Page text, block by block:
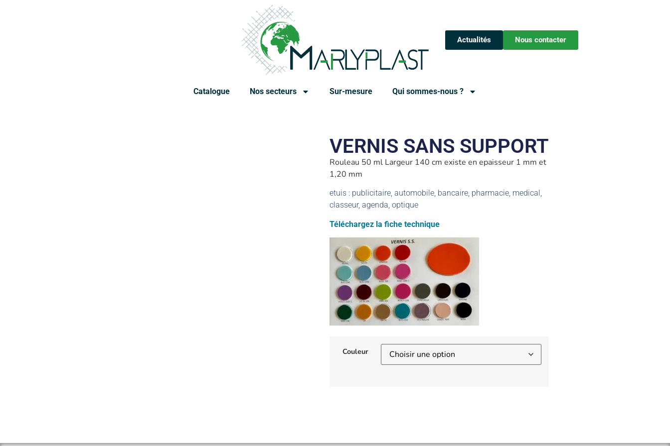
Actualités Nous contacter
Catalogue Nos secteurs Sur-mesure Qui sommes-nous ?
VERNIS SANS SUPPORT
Rouleau 50 ml Largeur 140 cm existe en epaisseur 1 mm et
1,20 mm
etuis : publicitaire, automobile, bancaire, pharmacie, medical,
classeur, agenda, optique
Téléchargez la fiche technique
Couleur